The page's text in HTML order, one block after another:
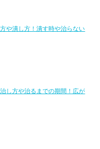
や潰し方！潰す時や治らない
し方や治るまでの期間！広が